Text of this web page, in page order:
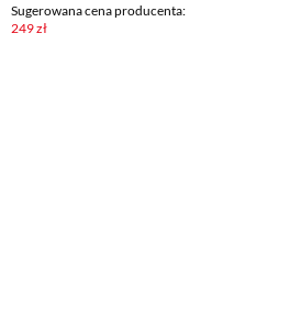
Sugerowana cena producenta:
249 zł